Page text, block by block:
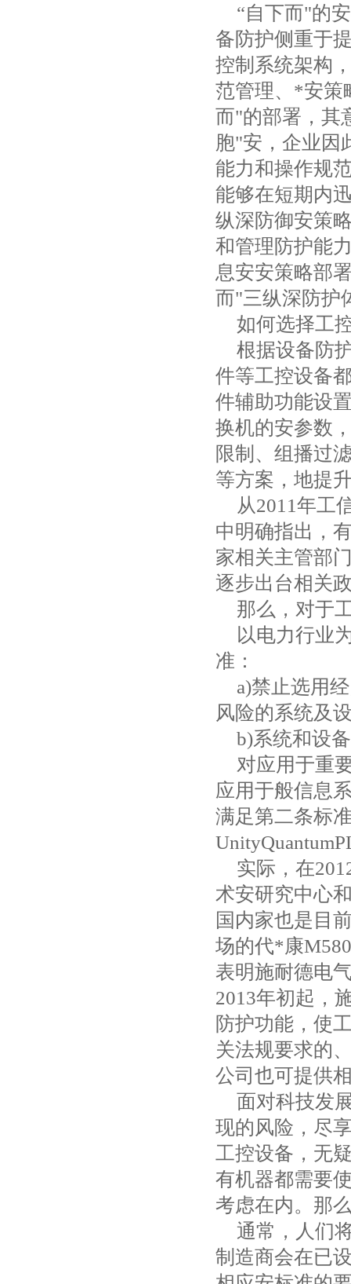
“自下而"的
备防护侧重于
控制系统架构
范管理、*安策
而"的部署，其
胞"安，企业因
能力和操作规
能够在短期内
纵深防御安策
和管理防护能
息安安策略部
而"三纵深防护
如何选择工
根据设备防
件等工控设备
件辅助功能设
换机的安参数
限制、组播过
等方案，地提
从2011年工
中明确指出，
家相关主管部
逐步出台相关
那么，对于
以电力行业
准：
a)禁止选用
风险的系统及
b)系统和设
对应用于重
应用于般信息
满足第二条标
实际，在
术安研究中心
国内家也是目
场的代*康
表明施耐德电
2013年初起，
防护功能，使
关法规要求的
公司也可提供
面对科技发
现的风险，尽
工控设备，无
有机器都需要
考虑在内。那
通常，人们
制造商会在已